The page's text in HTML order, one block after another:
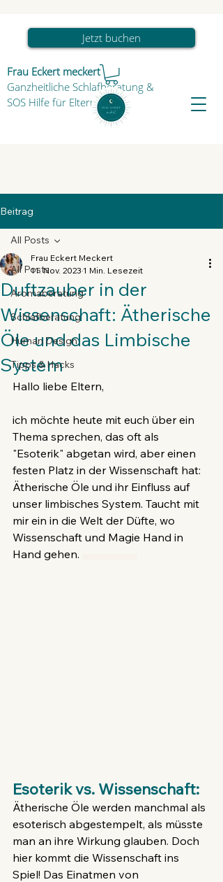
Jetzt buchen
Frau Eckert meckert
Ganzheitliche Schlafberatung &
SOS Hilfe für Eltern & Kind
Beitrag
All Posts
Aromaberatung
Schlafberatung
Human Design
Tipps & Hacks
All Posts
Duftzauber in der
Wissenschaft: Ätherische
Öle und das Limbische
System
Frau Eckert Meckert
11. Nov. 2023 1 Min. Lesezeit
Hallo liebe Eltern,
ich möchte heute mit euch über ein
Thema sprechen, das oft als
"Esoterik" abgetan wird, aber einen
festen Platz in der Wissenschaft hat:
Ätherische Öle und ihr Einfluss auf
unser limbisches System. Taucht mit
mir ein in die Welt der Düfte, wo
Wissenschaft und Magie Hand in
Hand gehen.
Esoterik vs. Wissenschaft:
Ätherische Öle werden manchmal als
esoterisch abgestempelt, als müsste
man an ihre Wirkung glauben. Doch
hier kommt die Wissenschaft ins
Spiel! Das Einatmen von